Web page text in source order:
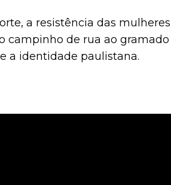
a resistência das
campinho de rua ao
a identidade paulistana.